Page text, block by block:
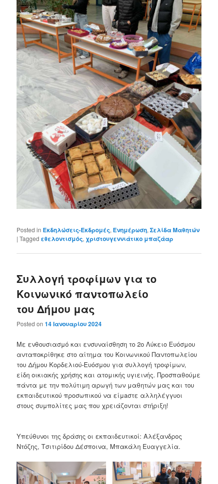
Posted in Εκδηλώσεις-Εκδρομές, Ενημέρωση,Σελίδα Μαθητών
|Tagged εθελοντισμός, χριστουγεννιάτικο μπαζάαρ
Συλλογή τροφίμων για το
Κοινωνικό παντοπωλείο
του Δήμου μας
Posted on14 Ιανουαρίου 2024
Με ενθουσιασμό και ενσυναίσθηση το 2ο Λύκειο Ευόσμου
ανταποκρίθηκε στο αίτημα του Κοινωνικού Παντοπωλείου
του Δήμου Κορδελιού-Ευόσμου για συλλογή τροφίμων,
είδη οικιακής χρήσης και ατομικής υγιεινής. Προσπαθούμε
πάντα με την πολύτιμη αρωγή των μαθητών μας και του
εκπαιδευτικού προσωπικού να είμaστε αλληλέγγυοι
στους συμπολίτες μας που χρειάζονται στήριξη!
Υπεύθυνοι της δράσης οι εκπαιδευτικοί: Αλέξανδρος
Ντόζης, Τσιτιρίδου Δέσποινα, Μπακάλη Ευαγγελία.